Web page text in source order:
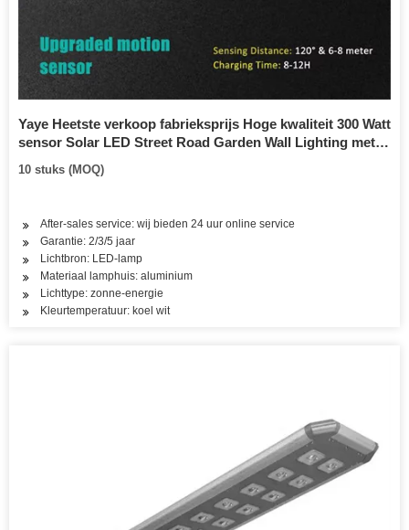
Yaye Heetste verkoop fabrieksprijs Hoge kwaliteit 300 Watt
sensor Solar LED Street Road Garden Wall Lighting met
22SLSL300WC)
10 stuks (MOQ)
After-sales service: wij bieden 24 uur online service
Garantie: 2/3/5 jaar
Lichtbron: LED-lamp
Materiaal lamphuis: aluminium
Lichttype: zonne-energie
Kleurtemperatuur: koel wit